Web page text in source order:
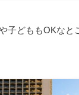
子どももOKなと